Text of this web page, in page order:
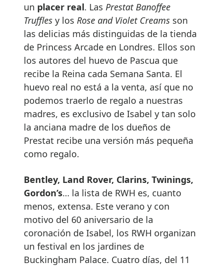
un placer real. Las Prestat Banoffee
Truffles y los Rose and Violet Creams son
las delicias más distinguidas de la tienda
de Princess Arcade en Londres. Ellos son
los autores del huevo de Pascua que
recibe la Reina cada Semana Santa. El
huevo real no está a la venta, así que no
podemos traerlo de regalo a nuestras
madres, es exclusivo de Isabel y tan solo
la anciana madre de los dueños de
Prestat recibe una versión más pequeña
como regalo.
Bentley, Land Rover, Clarins, Twinings,
Gordon’s… la lista de RWH es, cuanto
menos, extensa. Este verano y con
motivo del 60 aniversario de la
coronación de Isabel, los RWH organizan
un festival en los jardines de
Buckingham Palace. Cuatro días, del 11